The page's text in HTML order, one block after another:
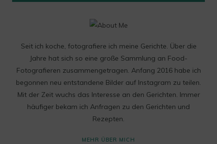
Seit ich koche, fotografiere ich meine Gerichte. Über die
Jahre hat sich so eine große Sammlung an Food-
Fotografieren zusammengetragen. Anfang 2016 habe ich
begonnen neu entstandene Bilder auf Instagram zu teilen.
Mit der Zeit wuchs das Interesse an den Gerichten. Immer
häufiger bekam ich Anfragen zu den Gerichten und
Rezepten.
MEHR ÜBER MICH